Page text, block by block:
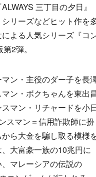
三丁目の夕日』
リーズなどヒット作を
よる人気シリーズ『コ
2弾。
ン・主役のダー子を長
ン・ボクちゃんを東出
マン・リチャードを小
スマン＝信用詐欺師に扮
ら大金を騙し取る模様
大富豪一族の10兆円に
マレーシアの伝説の